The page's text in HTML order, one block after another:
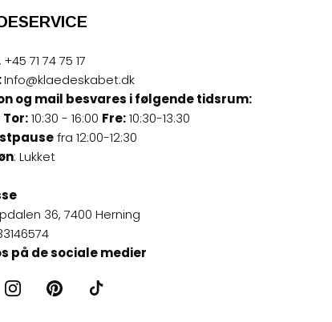
+45 71 74 75 17
Info@klaedeskabet.dk
og mail besvares i følgende tidsrum:
Tor:10:30 - 16:00 Fre:10:30-13:30
fra 12:00-12:30
: Lukket
36, 7400 Herning
på de sociale medier